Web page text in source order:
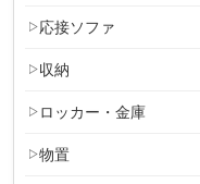
応接ソファ
収納
ロッカー・金庫
物置